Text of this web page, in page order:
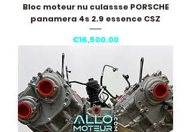
Bloc moteur nu culassse PORSCHE
panamera 4s 2.9 essence CSZ
Price
€16,500.00